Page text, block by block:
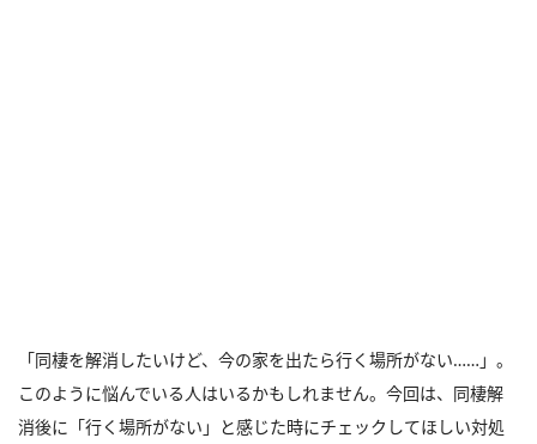
「同棲を解消したいけど、今の家を出たら行く場所がない……」。
このように悩んでいる人はいるかもしれません。今回は、同棲解
消後に「行く場所がない」と感じた時にチェックしてほしい対処